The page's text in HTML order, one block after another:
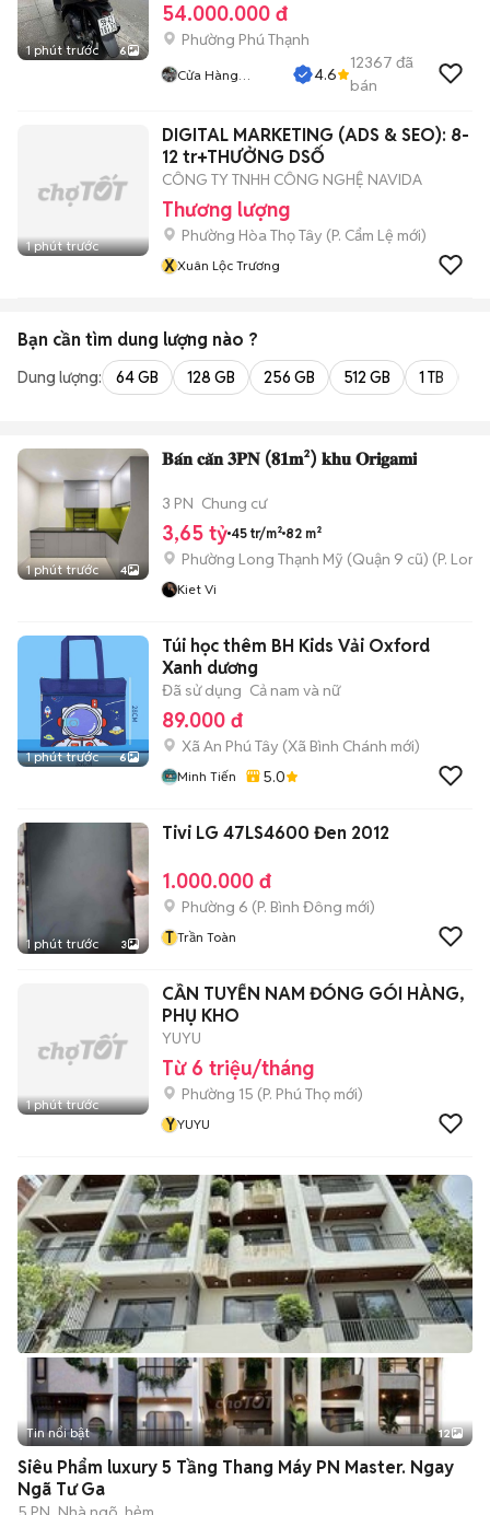
1 phút trước 6
54.000.000 đ
Phường Phú Thạnh
Cửa Hàng
4.6
12367 đã
bán
1 phút trước
DIGITAL MARKETING (ADS & SEO): 8-
12 tr+THƯỞNG DSỐ
CÔNG TY TNHH CÔNG NGHỆ NAVIDA
Thương lượng
Phường Hòa Thọ Tây (P. Cẩm Lệ mới)
XXuân Lộc Trương
Bạn cần tìm dung lượng nào ?
Dung lượng: 64 GB 128 GB 256 GB 512 GB 1 TB
1 phút trước 4
𝐁𝐚́𝐧 𝐜𝐚̆𝐧 𝟑𝐏𝐍 (𝟖𝟏𝐦²) 𝐤𝐡𝐮 𝐎𝐫𝐢𝐠𝐚𝐦𝐢
3 PN Chung cư
3,65 tỷ 45 tr/m² 82 m²
Phường Long Thạnh Mỹ (Quận 9 cũ) (P.
Kiet Vi
1 phút trước 6
Túi học thêm BH Kids Vải Oxford
Xanh dương
Đã sử dụng Cả nam và nữ
89.000 đ
Xã An Phú Tây (Xã Bình Chánh mới)
Minh Tiến 5.0
1 phút trước 3
Tivi LG 47LS4600 Đen 2012
1.000.000 đ
Phường 6 (P. Bình Đông mới)
T Trần Toàn
1 phút trước
CẦN TUYỂN NAM ĐÓNG GÓI HÀNG,
PHỤ KHO
YUYU
Từ 6 triệu/tháng
Phường 15 (P. Phú Thọ mới)
YYUYU
+2
Tin nổi bật 12
Siêu Phẩm luxury 5 Tầng Thang Máy PN Master. Ngay
Ngã Tư Ga